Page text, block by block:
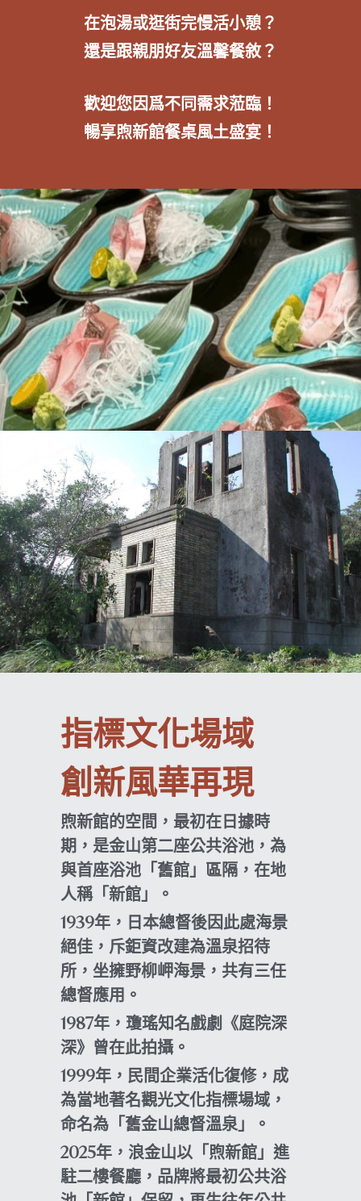
在泡湯或逛街完慢活小憩？
還是跟親朋好友溫馨餐敘？
歡迎您因爲不同需求蒞臨！
暢享煦新館餐桌風土盛宴！
指標文化場域
創新風華再現
煦新館的空間，最初在日據時
期，是金山第二座公共浴池，為
與首座浴池「舊館」區隔，在地
人稱「新館」。
1939年，日本總督後因此處海景
絕佳，斥鉅資改建為溫泉招待
所，坐擁野柳岬海景，共有三任
總督應用。
1987年，瓊瑤知名戲劇《庭院深
深》曾在此拍攝。
1999年，民間企業活化復修，成
為當地著名觀光文化指標場域，
命名為「舊金山總督溫泉」。
2025年，浪金山以「煦新館」進
駐二樓餐廳，品牌將最初公共浴